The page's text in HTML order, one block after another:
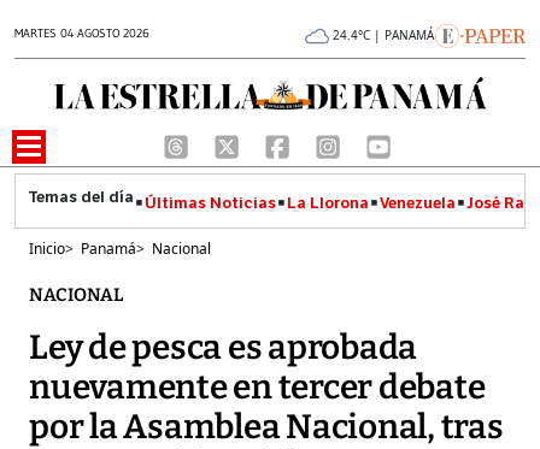
MARTES 04 AGOSTO 2026 24.4°C | PANAMÁ
Últimas Noticias La Llorona Venezuela José
Inicio> Panamá> Nacional
NACIONAL
Ley de pesca es aprobada
nuevamente en tercer debate
por la Asamblea Nacional, tras